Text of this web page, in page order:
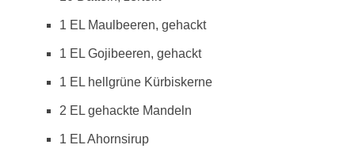
1 EL Maulbeeren, gehackt
1 EL Gojibeeren, gehackt
1 EL hellgrüne Kürbiskerne
2 EL gehackte Mandeln
1 EL Ahornsirup